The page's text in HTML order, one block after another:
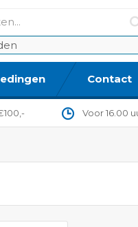
Contact
Voor 16.00